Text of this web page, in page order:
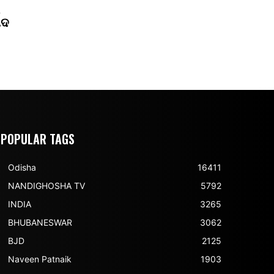
POPULAR TAGS
Odisha
16411
NANDIGHOSHA TV
5792
INDIA
3265
BHUBANESWAR
3062
BJD
2125
Naveen Patnaik
1903